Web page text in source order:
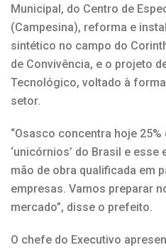
Municipal, do Centro de
(Campesina), reforma e
sintético no campo do
de Convivência, e o projeto
Tecnológico, voltado à
setor.
“Osasco concentra hoje
‘unicórnios’ do Brasil e
mão de obra qualificada em
empresas. Vamos preparar
mercado”, disse o prefeito.
O chefe do Executivo